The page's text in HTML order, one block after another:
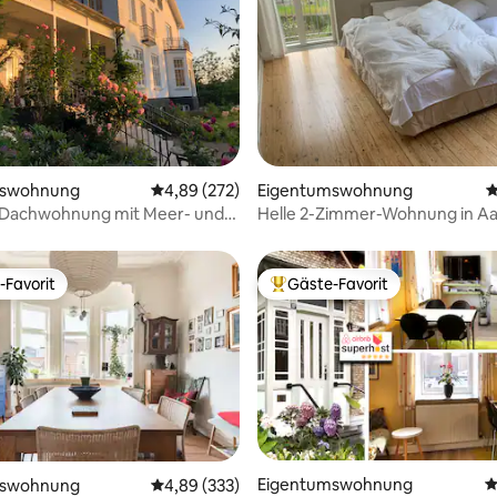
5 von 5, 122 Bewertungen
Durchschnittliche Bewertung: 4,89 von 5,
4,89 (272)
mit Meer- und
Eigentumswohnung
Helle 2-Zimmer-Wohnung in
4,92 von 5, 178 Bewertungen
Gäste-Favorit.
Favorit
Durchschnittliche Bewertung: 4,89 von 5,
4,89 (333)
Beliebter Gäste-Favorit.
Gäste-Favorit
Eigentumswohnung